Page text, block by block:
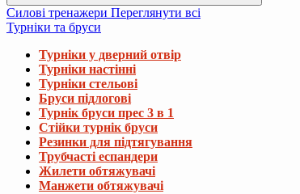
Силові тренажери Переглянути всі
Турніки та бруси
Турніки у дверний отвір
Турніки настінні
Турніки стельові
Бруси підлогові
Турнік бруси прес 3 в 1
Стійки турнік бруси
Резинки для підтягування
Трубчасті еспандери
Жилети обтяжувачі
Манжети обтяжувачі